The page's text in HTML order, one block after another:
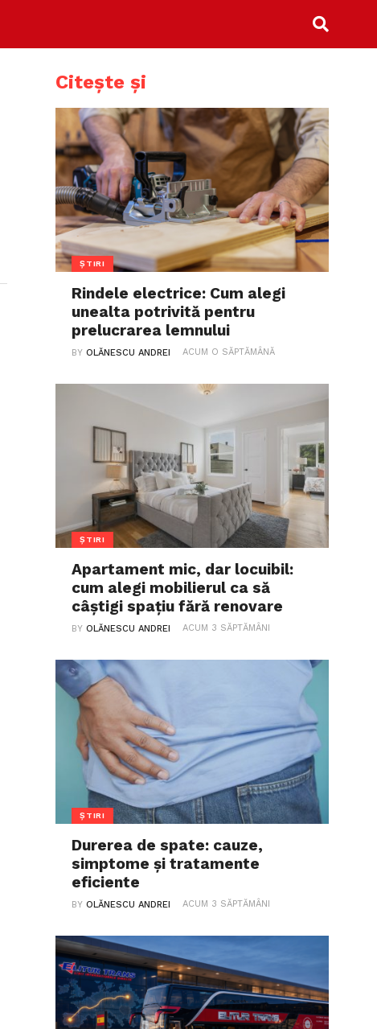
Citește și
ȘTIRI
Rindele electrice: Cum alegi
unealta potrivită pentru
prelucrarea lemnului
BYOLĂNESCU ANDREI ACUM O SĂPTĂMÂNĂ
ȘTIRI
Apartament mic, dar locuibil:
cum alegi mobilierul ca să
câștigi spațiu fără renovare
BYOLĂNESCU ANDREI ACUM 3 SĂPTĂMÂNI
ȘTIRI
Durerea de spate: cauze,
simptome și tratamente
eficiente
BYOLĂNESCU ANDREI ACUM 3 SĂPTĂMÂNI